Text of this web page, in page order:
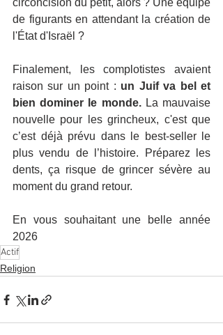
circoncision du petit, alors ? Une équipe
de figurants en attendant la création de
l'État d'Israël ?
​Finalement, les complotistes avaient
raison sur un point : un Juif va bel et
bien dominer le monde. La mauvaise
nouvelle pour les grincheux, c'est que
c’est déjà prévu dans le best-seller le
plus vendu de l’histoire. Préparez les
dents, ça risque de grincer sévère au
moment du grand retour.
En vous souhaitant une belle année
2026
Actif
Religion